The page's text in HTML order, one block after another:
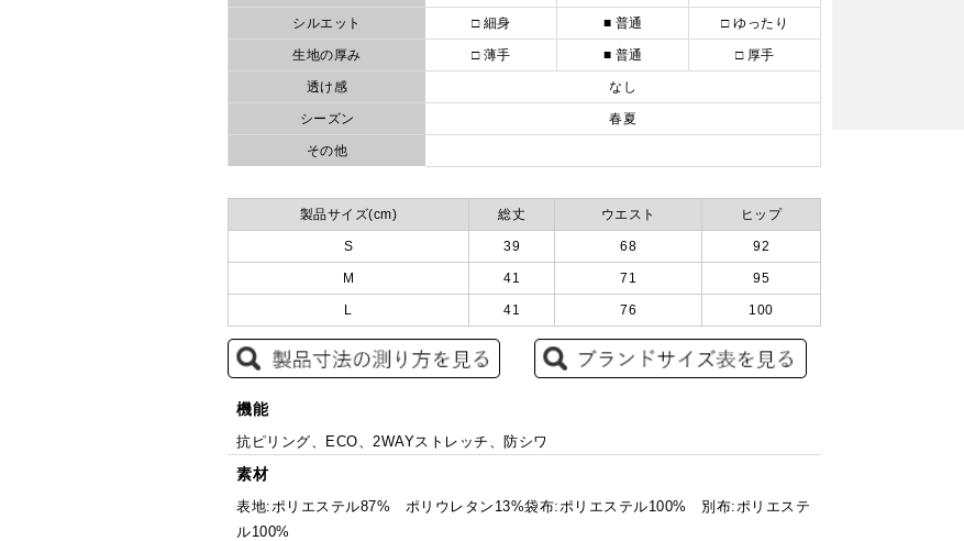
シルエット □ 細身 ■ 普通 □ ゆったり
生地の厚み □ 薄手 ■ 普通 □ 厚手
透け感 なし
シーズン 春夏
その他
製品サイズ(cm) 総丈 ウエスト ヒップ
S 39 68 92
M 41 71 95
L 41 76 100
機能
抗ピリング、ECO、2WAYストレッチ、防シワ
素材
表地:ポリエステル87% ポリウレタン13%袋布:ポリエステル100% 別布:ポリエステ
ル100%